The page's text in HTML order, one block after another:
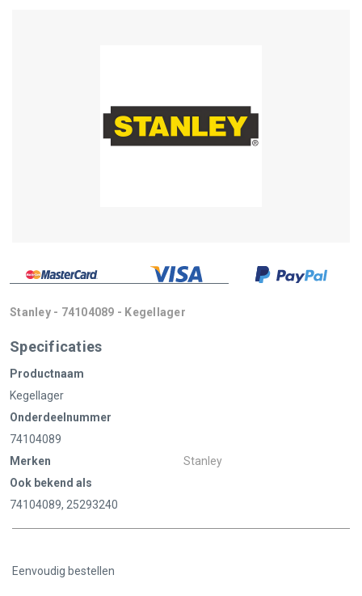
Stanley - 74104089 - Kegellager
Specificaties
Productnaam
Kegellager
Onderdeelnummer
74104089
Merken
Stanley
Ook bekend als
74104089, 25293240
Eenvoudig bestellen